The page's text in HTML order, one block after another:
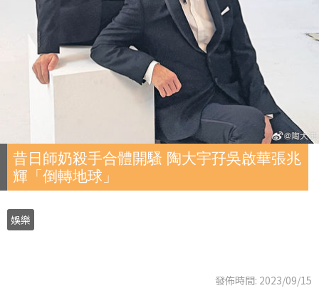
昔日師奶殺手合體開騷 陶大宇孖吳啟華張兆
輝「倒轉地球」
娛樂
發佈時間: 2023/09/15